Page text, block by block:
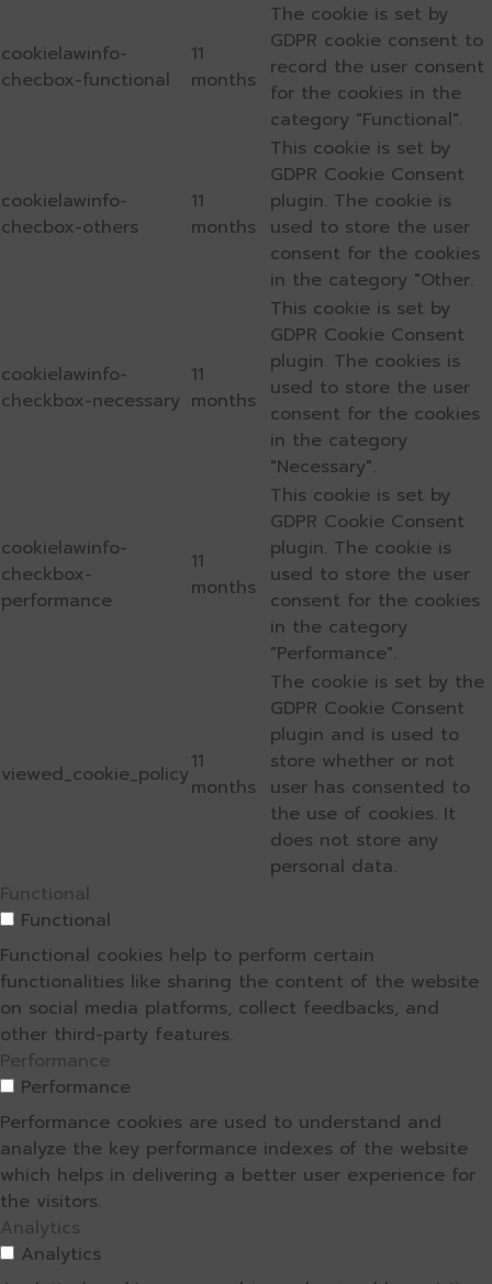
cookielawinfo-
checbox-functional
11
months
The cookie is set by
GDPR cookie consent to
record the user consent
for the cookies in the
category "Functional".
cookielawinfo-
checbox-others
11
months
This cookie is set by
GDPR Cookie Consent
plugin. The cookie is
used to store the user
consent for the cookies
in the category "Other.
cookielawinfo-
checkbox-necessary
11
months
This cookie is set by
GDPR Cookie Consent
plugin. The cookies is
used to store the user
consent for the cookies
in the category
"Necessary".
cookielawinfo-
checkbox-
performance
11
months
This cookie is set by
GDPR Cookie Consent
plugin. The cookie is
used to store the user
consent for the cookies
in the category
"Performance".
viewed_cookie_policy11
months
The cookie is set by the
GDPR Cookie Consent
plugin and is used to
store whether or not
user has consented to
the use of cookies. It
does not store any
personal data.
Functional
Functional
Functional cookies help to perform certain
functionalities like sharing the content of the website
on social media platforms, collect feedbacks, and
other third-party features.
Performance
Performance
Performance cookies are used to understand and
analyze the key performance indexes of the website
which helps in delivering a better user experience for
the visitors.
Analytics
Analytics